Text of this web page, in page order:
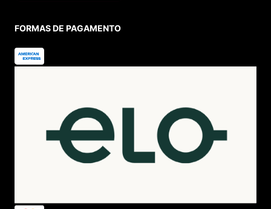
FORMAS DE PAGAMENTO